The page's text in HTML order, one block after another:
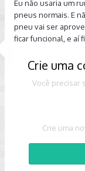
Eu não usaria um
pneus normais. E
pneu vai ser
ficar funcional, e aí
Crie uma
Você precisar
Crie uma